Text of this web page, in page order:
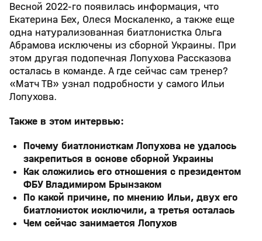
Весной 2022-го появилась информация, что
Екатерина Бех, Олеся Москаленко, а также еще
одна натурализованная биатлонистка Ольга
Абрамова исключены из сборной Украины. При
этом другая подопечная Лопухова Рассказова
осталась в команде. А где сейчас сам тренер?
«Матч ТВ» узнал подробности у самого Ильи
Лопухова.
Также в этом интервью:
Почему биатлонисткам Лопухова не удалось
закрепиться в основе сборной Украины
Как сложились его отношения с президентом
ФБУ Владимиром Брынзаком
По какой причине, по мнению Ильи, двух его
биатлонисток исключили, а третья осталась
Чем сейчас занимается Лопухов